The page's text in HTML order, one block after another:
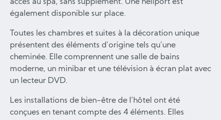
accès au spa, sans supplément. Une héliport est
également disponible sur place.
Toutes les chambres et suites à la décoration unique
présentent des éléments d’origine tels qu’une
cheminée. Elle comprennent une salle de bains
moderne, un minibar et une télévision à écran plat avec
un lecteur DVD.
Les installations de bien-être de l’hôtel ont été
conçues en tenant compte des 4 éléments. Elles